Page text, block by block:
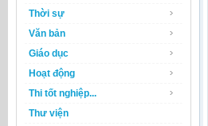
Thời sự
Văn bản
Giáo dục
Hoạt động
Thi tốt nghiệp...
Thư viện